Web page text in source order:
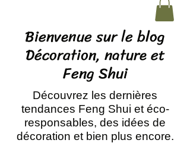
Bienvenue sur le blog
Décoration, nature et
Feng Shui
Découvrez les dernières
tendances Feng Shui et éco-
responsables, des idées de
décoration et bien plus encore.